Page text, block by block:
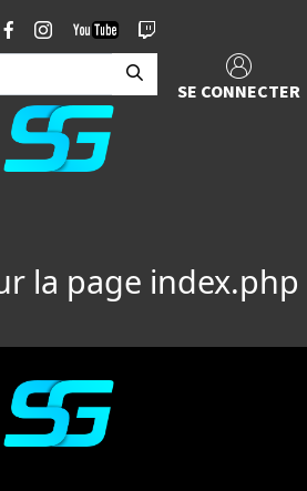
SE CONNECTER
la page index.php